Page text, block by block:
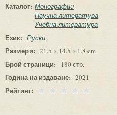
Каталог: Монографии
Научна литература
Учебна литература
Език: Руски
Размери: 21.5 × 14.5 × 1.8 cm
Брой страници: 180 стр.
Година на издаване: 2021
Рейтинг: